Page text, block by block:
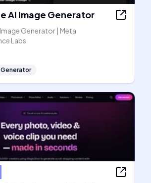
AI Image Generator
Generator | Meta
Labs
Generator